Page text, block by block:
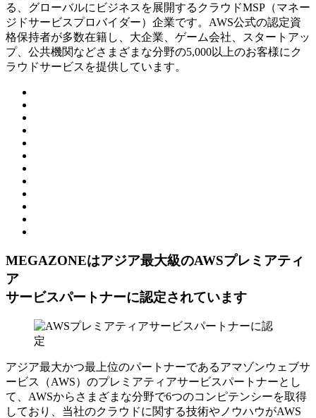
る、グローバルにビジネスを展開するクラウドMSP（マネー
ジドサービスプロバイダー）企業です。AWS公式の認定資
格保持者が多数在籍し、⼤企業、ゲーム会社、スタートアッ
プ、公共機関などさまざまな分野の5,000以上のお客様にク
ラウドサービスを提供しています。
MEGAZONEはアジア最⼤級のAWSプレミアティ
ア
サービスパートナーに認定されています
アジア最大かつ最上位のパートナーであるアマゾンウェブサ
ービス（AWS）のプレミアティアサービスパートナーとし
て、AWSからさまざまな分野で6つのコンピテンシーを取得
しており、当社のクラウドに関する技術やノウハウがAWS